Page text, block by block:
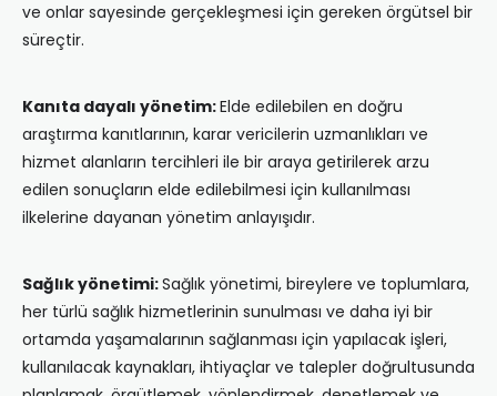
ve onlar sayesinde gerçekleşmesi için gereken örgütsel bir
süreçtir.
Kanıta dayalı yönetim:Elde edilebilen en doğru
araştırma kanıtlarının, karar vericilerin uzmanlıkları ve
hizmet alanların tercihleri ile bir araya getirilerek arzu
edilen sonuçların elde edilebilmesi için kullanılması
ilkelerine dayanan yönetim anlayışıdır.
Sağlık yönetimi:Sağlık yönetimi, bireylere ve toplumlara,
her türlü sağlık hizmetlerinin sunulması ve daha iyi bir
ortamda yaşamalarının sağlanması için yapılacak işleri,
kullanılacak kaynakları, ihtiyaçlar ve talepler doğrultusunda